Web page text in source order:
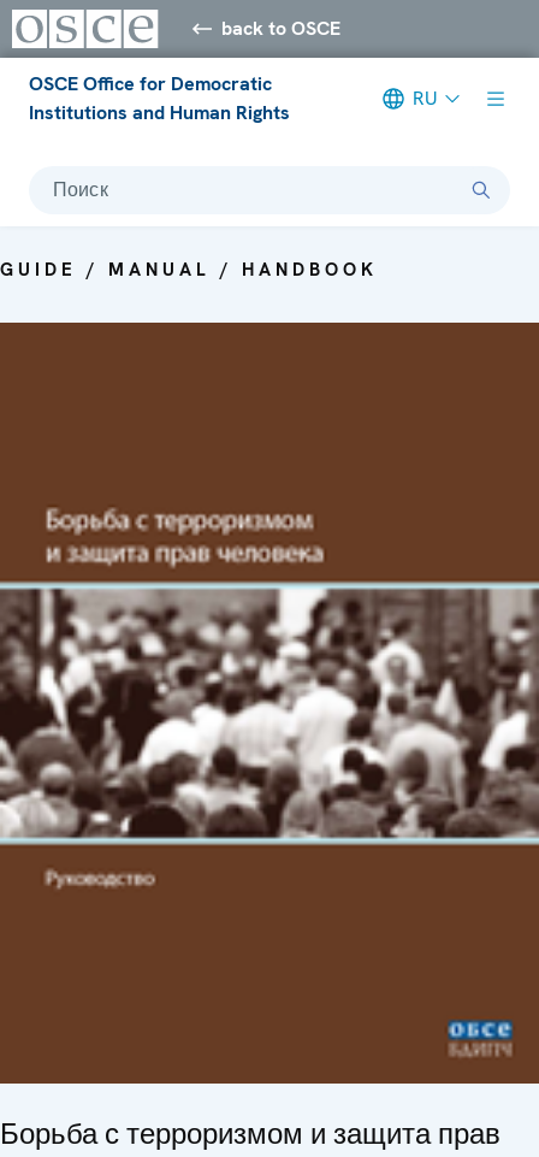
back to OSCE
OSCE Office for Democratic
Institutions and Human Rights
RU
Поиск
GUIDE / MANUAL / HANDBOOK
Борьба с терроризмом и защита прав